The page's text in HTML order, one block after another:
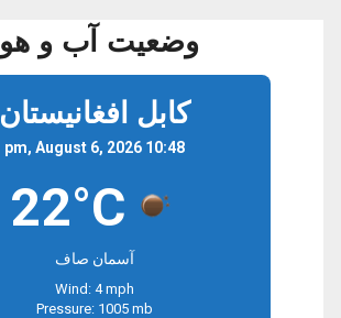
وضعیت آب و هوا
کابل افغانیستان
10:48 pm, August 6, 2026
22°C
آسمان صاف
Wind: 4 mph
Pressure: 1005 mb